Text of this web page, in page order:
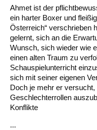
Ahmet ist der
ein harter Boxer und
Österreich“ verschrieben
gelernt, sich an die
Wunsch, sich wieder wie
einen alten Traum zu
Schauspielunterricht
sich mit seiner eigenen
Doch je mehr er versucht,
Geschlechterrollen
Konflikte
...